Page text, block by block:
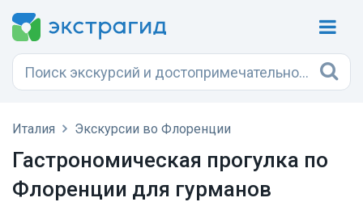
Италия Экскурсии во Флоренции
Гастрономическая прогулка по
Флоренции для гурманов